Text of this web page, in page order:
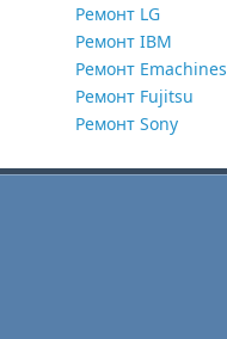
Ремонт LG
Ремонт IBM
Ремонт Emachines
Ремонт Fujitsu
Ремонт Sony